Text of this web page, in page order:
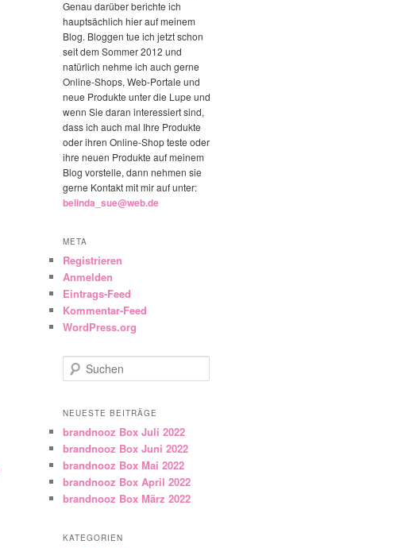
Genau darüber berichte ich
hauptsächlich hier auf meinem
Blog. Bloggen tue ich jetzt schon
seit dem Sommer 2012 und
natürlich nehme ich auch gerne
Online-Shops, Web-Portale und
neue Produkte unter die Lupe und
wenn Sie daran interessiert sind,
dass ich auch mal Ihre Produkte
oder ihren Online-Shop teste oder
ihre neuen Produkte auf meinem
Blog vorstelle, dann nehmen sie
gerne Kontakt mit mir auf unter:
belinda_sue@web.de
META
Registrieren
Anmelden
Eintrags-Feed
Kommentar-Feed
WordPress.org
Suchen
NEUESTE BEITRÄGE
brandnooz Box Juli 2022
brandnooz Box Juni 2022
brandnooz Box Mai 2022
brandnooz Box April 2022
brandnooz Box März 2022
KATEGORIEN